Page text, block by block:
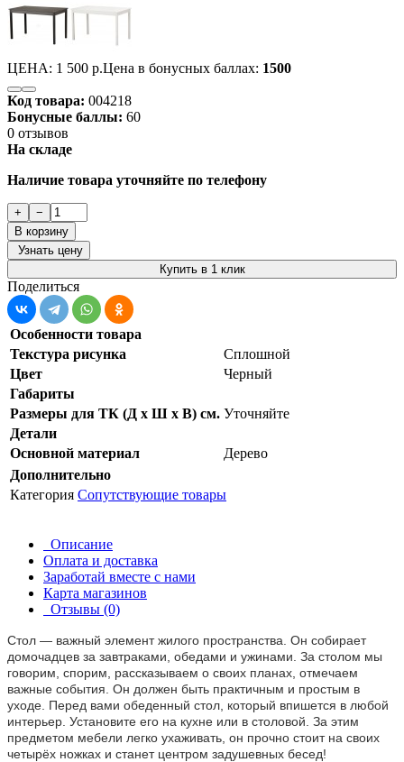
ЦЕНА: 1 500 р.Цена в бонусных баллах: 1500
Код товара: 004218
Бонусные баллы: 60
0 отзывов
На складе
Наличие товара уточняйте по телефону
+
−
В корзину
Узнать цену
Купить в 1 клик
Поделиться
Особенности товара
Текстура рисунка
Сплошной
Цвет
Черный
Габариты
Размеры для ТК (Д х Ш х В) см. Уточняйте
Детали
Основной материал
Дерево
Дополнительно
Категория Сопутствующие товары
Описание
Оплата и доставка
Заработай вместе с нами
Карта магазинов
Отзывы (0)
Стол — важный элемент жилого пространства. Он собирает
домочадцев за завтраками, обедами и ужинами. За столом мы
говорим, спорим, рассказываем о своих планах, отмечаем
важные события. Он должен быть практичным и простым в
уходе. Перед вами обеденный стол, который впишется в любой
интерьер. Установите его на кухне или в столовой. За этим
предметом мебели легко ухаживать, он прочно стоит на своих
четырёх ножках и станет центром задушевных бесед!